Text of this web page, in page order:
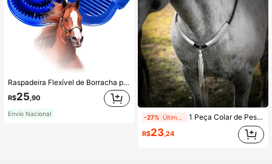
Raspadeira Flexível de Borracha para Cavalos Alisar Pelos Massagem banho Escova Rasqueadeira
R$25,90
Envio Nacional
-27% 1 Peça Colar de Pescoço de Cavalo Trançado Feito à Mão, Corda para Montaria e Treinamento de Cavalo ao Ar Livre, Corda de Cabresto de Cavalo, Tira de Pescoço de Cavalo, Acessórios Decorativos
R$23,24